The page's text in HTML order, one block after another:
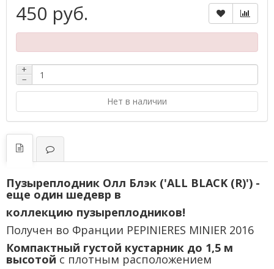
450 руб.
+
−
Нет в наличии
Пузыреплодник Олл Блэк ('ALL BLACK (R)') -
еще один шедевр в
коллекцию пузыреплодников!
Получен во Франции PEPINIERES MINIER 2016
Компактный густой кустарник до 1,5 м
высотой с плотным расположением